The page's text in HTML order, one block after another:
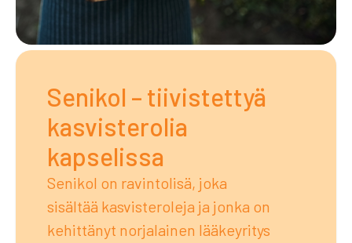
Senikol – tiivistettyä
kasvisterolia
kapselissa
Senikol on ravintolisä, joka
sisältää kasvisteroleja ja jonka on
kehittänyt norjalainen lääkeyritys